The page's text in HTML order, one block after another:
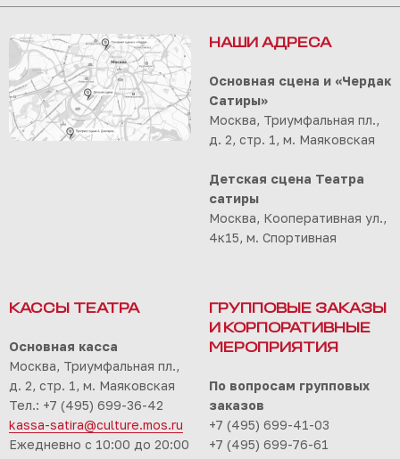
НАШИ АДРЕСА
Основная сцена и «Чердак
Сатиры»
Москва, Триумфальная пл.,
д. 2, стр. 1, м. Маяковская
Детская сцена Театра
сатиры
Москва, Кооперативная ул.,
4к15, м. Спортивная
КАССЫ ТЕАТРА
Основная касса
Москва, Триумфальная пл.,
д. 2, стр. 1, м. Маяковская
Тел.: +7 (495) 699-36-42
kassa-satira@culture.mos.ru
Ежедневно с 10:00 до 20:00
ГРУППОВЫЕ ЗАКАЗЫ
И КОРПОРАТИВНЫЕ
МЕРОПРИЯТИЯ
По вопросам групповых
заказов
+7 (495) 699-41-03
+7 (495) 699-76-61